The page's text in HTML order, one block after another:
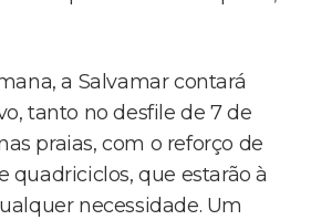
a Salvamar contará
tanto no desfile de 7 de
praias, com o reforço de
quadriciclos, que estarão à
necessidade. Um